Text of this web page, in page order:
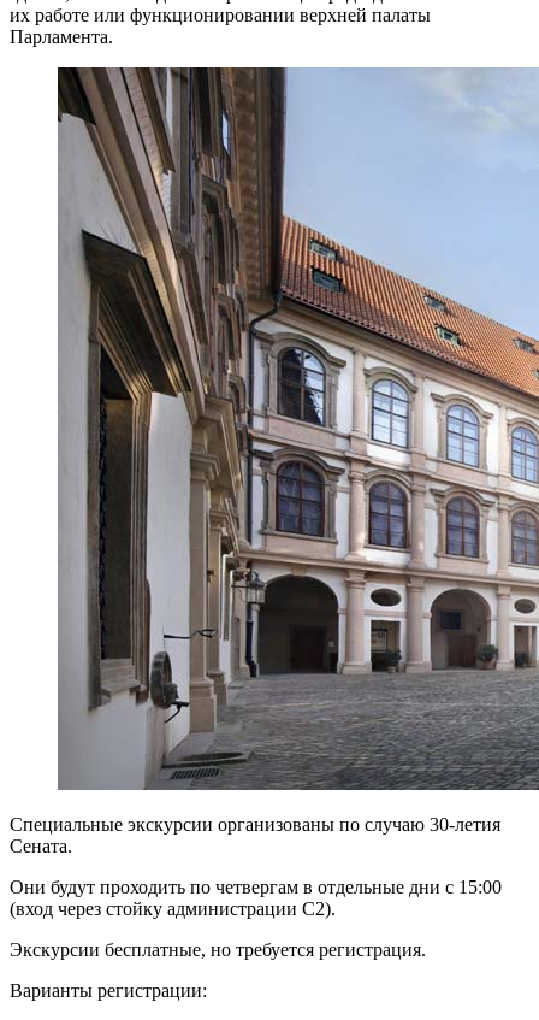
их работе или функционировании верхней палаты
Парламента.
Специальные экскурсии организованы по случаю 30-летия
Сената.
Они будут проходить по четвергам в отдельные дни с 15:00
(вход через стойку администрации C2).
Экскурсии бесплатные, но требуется регистрация.
Варианты регистрации: